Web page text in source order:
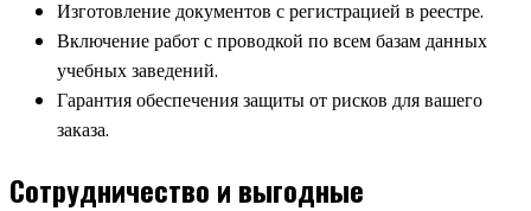
Изготовление документов с регистрацией в реестре.
Включение работ с проводкой по всем базам данных
учебных заведений.
Гарантия обеспечения защиты от рисков для вашего
заказа.
Сотрудничество и выгодные